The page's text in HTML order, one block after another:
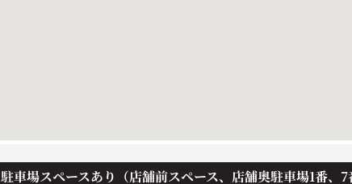
駐車場スペースあり（店舗前スペース、店舗奥駐車場1番、7